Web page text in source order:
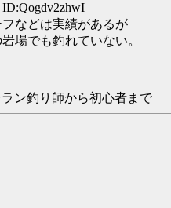
ID:Qogdv2zhwI
などは実績があるが
場でも釣れていない。
ン釣り師から初心者まで